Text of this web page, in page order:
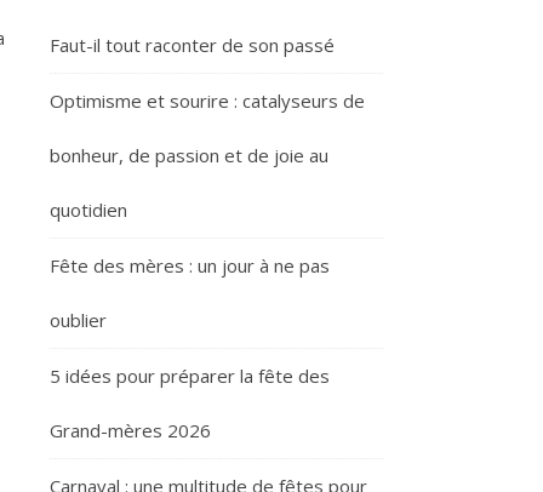
Faut-il tout raconter de son passé
Optimisme et sourire : catalyseurs de
bonheur, de passion et de joie au
quotidien
Fête des mères : un jour à ne pas
oublier
5 idées pour préparer la fête des
Grand-mères 2026
Carnaval : une multitude de fêtes pour